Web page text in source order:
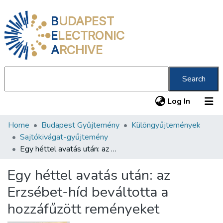
BUDAPEST
ELECTRONIC
ARCHIVE
Search
Log In (current)
Communities & Collections
All of DSpace
About us
Home Budapest Gyűjtemény
Különgyűjtemények
Sajtókivágat-gyűjtemény
Egy héttel avatás után: az Erzsébet-híd beváltotta a hozzáfűzött reményeket
Egy héttel avatás után: az
Erzsébet-híd beváltotta a
hozzáfűzött reményeket